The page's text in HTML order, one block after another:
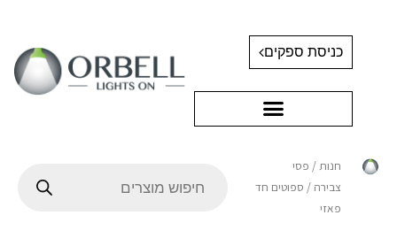
כניסת ספקים
חנות / פסי
צבירה / ספוטים חד
פאזי